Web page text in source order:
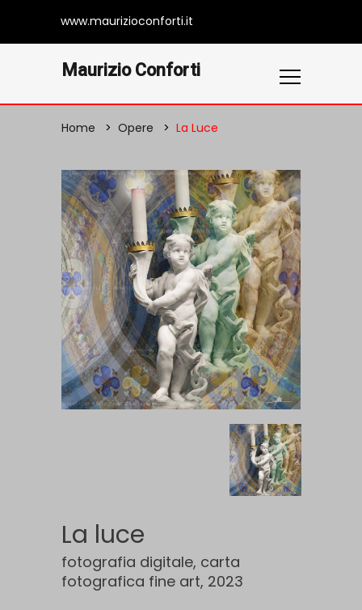
www.maurizioconforti.it
Maurizio Conforti
Home Opere La Luce
La luce
fotografia digitale, carta
fotografica fine art, 2023